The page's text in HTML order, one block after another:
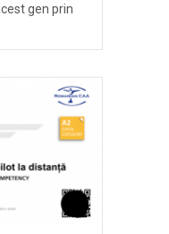
gen prin